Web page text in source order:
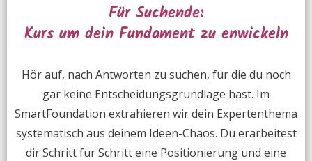
Für Suchende:
Kurs um dein Fundament zu enwickeln
Hör auf, nach Antworten zu suchen, für die du noch
gar keine Entscheidungsgrundlage hast. Im
SmartFoundation extrahieren wir dein Expertenthema
systematisch aus deinem Ideen-Chaos. Du erarbeitest
dir Schritt für Schritt eine Positionierung und eine